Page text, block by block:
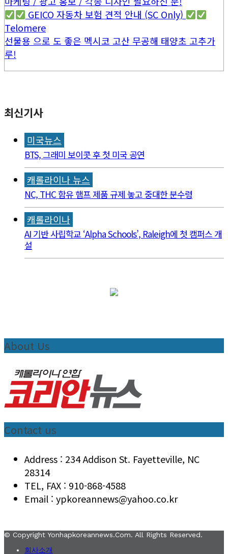
GEICO 자동차 보험 견적 안내 (SC Only)
Telomere
선물용 으로 도 좋은 멕시코 고산 무공해 태양초 고추가
루!
최신기사
미국뉴스
BTS, 그래미 보이콧 후 첫 미국 공연
캐롤라이나 뉴스
NC, THC 함유 햄프 제품 규제 놓고 중대한 분수령
캐롤라이나
AI 기반 사립학교 ‘Alpha Schools’, Raleigh에 첫 캠퍼스 개
설
About Us
Contact us
Address : 234 Addison St. Fayetteville, NC
28314
TEL, FAX : 910-868-4588
Email : ypkoreannews@yahoo.co.kr
© Copyright Yonhapkoreannews.com. All Rights Reserved.
회사소개